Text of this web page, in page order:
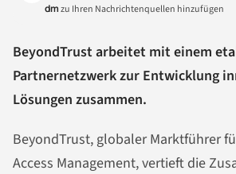
dmzu Ihren Nachrichtenquellen hinzufügen
BeyondTrust arbeitet mit einem
Partnernetzwerk zur Entwicklung
Lösungen zusammen.
BeyondTrust, globaler Marktführer
Access Management, vertieft die